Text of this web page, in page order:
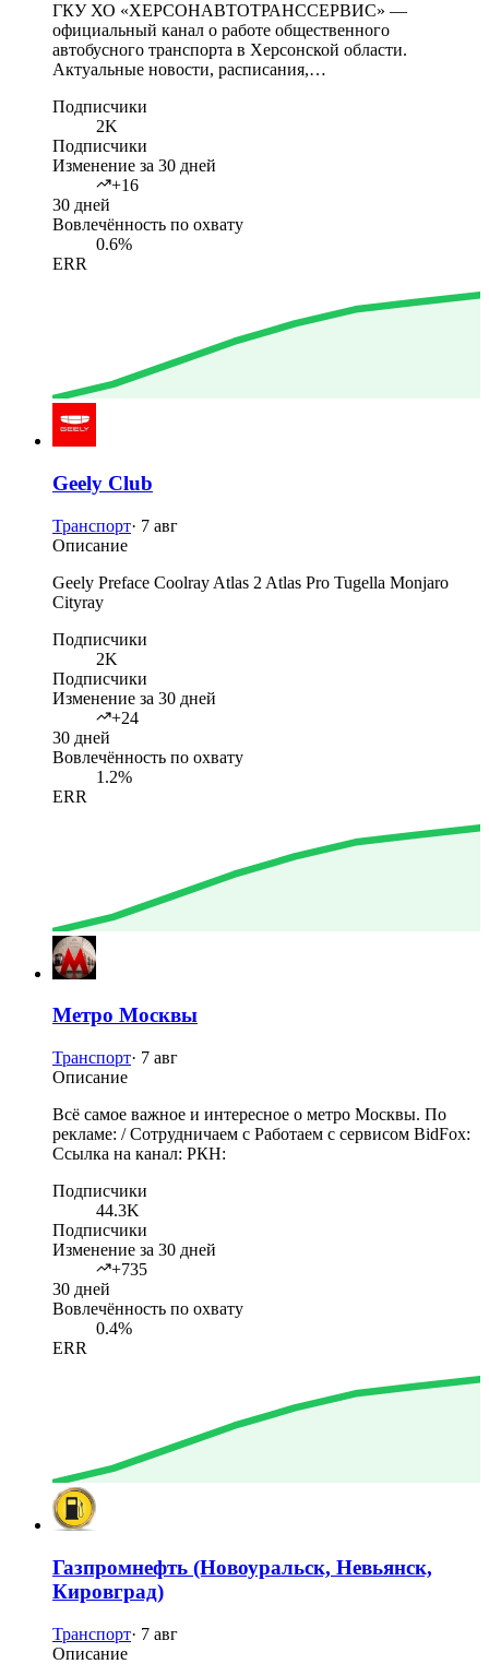
ГКУ ХО «ХЕРСОНАВТОТРАНССЕРВИС» —
официальный канал о работе общественного
автобусного транспорта в Херсонской области.
Актуальные новости, расписания,…
Подписчики
2K
Подписчики
Изменение за 30 дней
+16
30 дней
Вовлечённость по охвату
0.6%
ERR
Geely Club
Транспорт· 7 авг
Описание
Geely Preface Coolray Atlas 2 Atlas Pro Tugella Monjaro
Cityray
Подписчики
2K
Подписчики
Изменение за 30 дней
+24
30 дней
Вовлечённость по охвату
1.2%
ERR
Метро Москвы
Транспорт· 7 авг
Описание
Всё самое важное и интересное о метро Москвы. По
рекламе: / Сотрудничаем с Работаем с сервисом BidFox:
Ссылка на канал: РКН:
Подписчики
44.3K
Подписчики
Изменение за 30 дней
+735
30 дней
Вовлечённость по охвату
0.4%
ERR
Газпромнефть (Новоуральск, Невьянск,
Кировград)
Транспорт· 7 авг
Описание